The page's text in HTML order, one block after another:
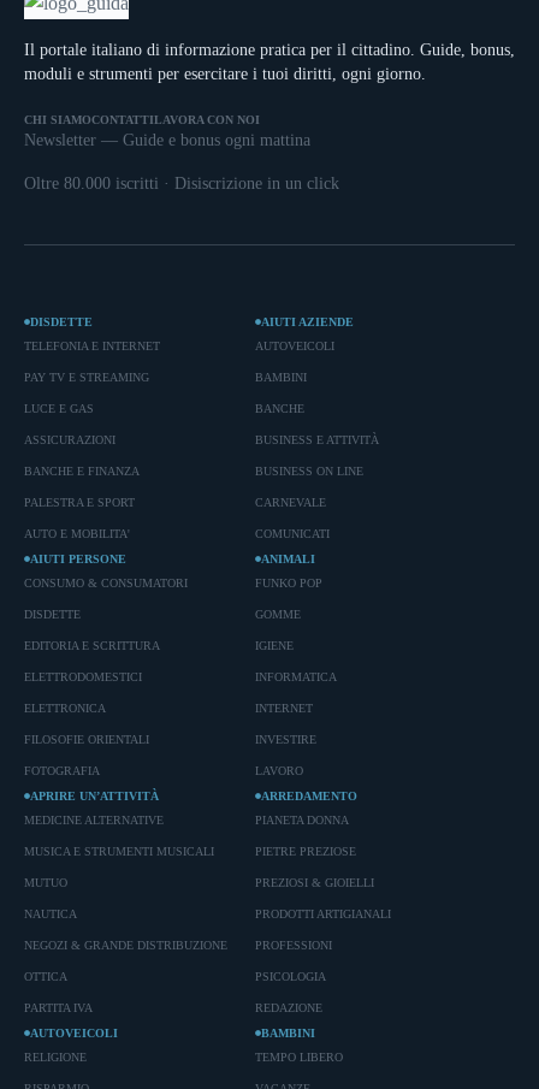
Il portale italiano di informazione pratica per il cittadino. Guide, bonus,
moduli e strumenti per esercitare i tuoi diritti, ogni giorno.
CHI SIAMOCONTATTILAVORA CON NOI
Newsletter — Guide e bonus ogni mattina
Oltre 80.000 iscritti · Disiscrizione in un click
DISDETTE
TELEFONIA E INTERNET
PAY TV E STREAMING
LUCE E GAS
ASSICURAZIONI
BANCHE E FINANZA
PALESTRA E SPORT
AUTO E MOBILITA'
AIUTI AZIENDE
AUTOVEICOLI
BAMBINI
BANCHE
BUSINESS E ATTIVITÀ
BUSINESS ON LINE
CARNEVALE
COMUNICATI
AIUTI PERSONE
CONSUMO & CONSUMATORI
DISDETTE
EDITORIA E SCRITTURA
ELETTRODOMESTICI
ELETTRONICA
FILOSOFIE ORIENTALI
FOTOGRAFIA
ANIMALI
FUNKO POP
GOMME
IGIENE
INFORMATICA
INTERNET
INVESTIRE
LAVORO
APRIRE UN’ATTIVITÀ
MEDICINE ALTERNATIVE
MUSICA E STRUMENTI MUSICALI
MUTUO
NAUTICA
NEGOZI & GRANDE DISTRIBUZIONE
OTTICA
PARTITA IVA
ARREDAMENTO
PIANETA DONNA
PIETRE PREZIOSE
PREZIOSI & GIOIELLI
PRODOTTI ARTIGIANALI
PROFESSIONI
PSICOLOGIA
REDAZIONE
AUTOVEICOLI
RELIGIONE
BAMBINI
TEMPO LIBERO